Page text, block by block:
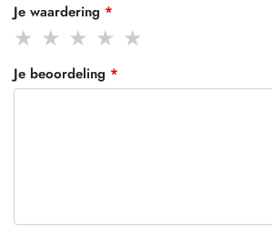
Je waardering *
Je beoordeling *